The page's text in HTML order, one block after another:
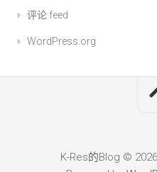
评论 feed
WordPress.org
K-Res的Blog ©